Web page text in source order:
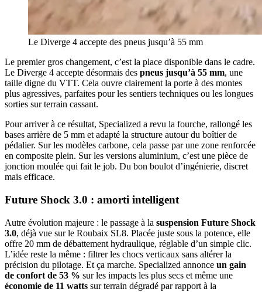
Le Diverge 4 accepte des pneus jusqu’à 55 mm
Le premier gros changement, c’est la place disponible dans le cadre.
Le Diverge 4 accepte désormais des pneus jusqu’à 55 mm, une
taille digne du VTT. Cela ouvre clairement la porte à des montes
plus agressives, parfaites pour les sentiers techniques ou les longues
sorties sur terrain cassant.
Pour arriver à ce résultat, Specialized a revu la fourche, rallongé les
bases arrière de 5 mm et adapté la structure autour du boîtier de
pédalier. Sur les modèles carbone, cela passe par une zone renforcée
en composite plein. Sur les versions aluminium, c’est une pièce de
jonction moulée qui fait le job. Du bon boulot d’ingénierie, discret
mais efficace.
Future Shock 3.0 : amorti intelligent
Autre évolution majeure : le passage à la suspension Future Shock
3.0, déjà vue sur le Roubaix SL8. Placée juste sous la potence, elle
offre 20 mm de débattement hydraulique, réglable d’un simple clic.
L’idée reste la même : filtrer les chocs verticaux sans altérer la
précision du pilotage. Et ça marche. Specialized annonce un gain
de confort de 53 % sur les impacts les plus secs et même une
économie de 11 watts sur terrain dégradé par rapport à la